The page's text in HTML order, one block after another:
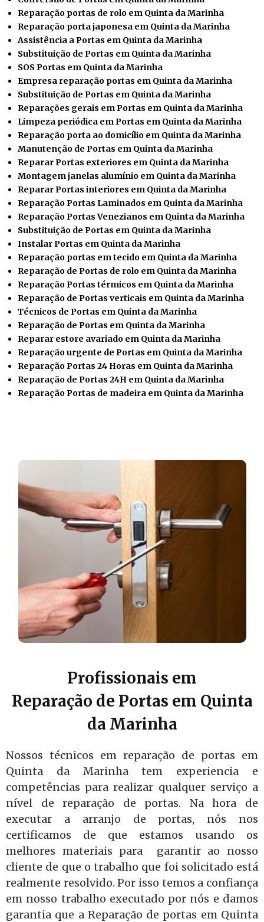
Reparação portas de rolo em Quinta da Marinha
Reparação porta japonesa em Quinta da Marinha
Assistência a Portas em Quinta da Marinha
Substituição de Portas em Quinta da Marinha
SOS Portas em Quinta da Marinha
Empresa reparação portas em Quinta da Marinha
Substituição de Portas em Quinta da Marinha
Reparações gerais em Portas em Quinta da Marinha
Limpeza periódica em Portas em Quinta da Marinha
Reparação porta ao domicílio em Quinta da Marinha
Manutenção de Portas em Quinta da Marinha
Reparar Portas exteriores em Quinta da Marinha
Montagem janelas alumínio em Quinta da Marinha
Reparar Portas interiores em Quinta da Marinha
Reparação Portas Laminados em Quinta da Marinha
Reparação Portas Venezianos em Quinta da Marinha
Substituição de Portas em Quinta da Marinha
InstalarPortas em Quinta da Marinha
Reparação portas em tecido em Quinta da Marinha
Reparação de Portas de rolo em Quinta da Marinha
Reparação Portas térmicos em Quinta da Marinha
Reparação de Portas verticais em Quinta da Marinha
Técnicos de Portas em Quinta da Marinha
Reparação de Portas em Quinta da Marinha
Reparar estore avariado em Quinta da Marinha
Reparação urgente de Portas em Quinta da Marinha
Reparação Portas 24 Horas em Quinta da Marinha
Reparação de Portas 24H em Quinta da Marinha
Reparação Portas de madeira em Quinta da Marinha
Profissionais em
Reparação de Portas em Quinta
da Marinha
Nossos técnicos em reparação de portas em
Quinta da Marinha tem experiencia e
competências para realizar qualquer serviço a
nível de reparação de portas. Na hora de
executar a arranjo de portas, nós nos
certificamos de que estamos usando os
melhores materiais para garantir ao nosso
cliente de que o trabalho que foi solicitado está
realmente resolvido. Por isso temos a confiança
em nosso trabalho executado por nós e damos
garantia que a Reparação de portas em Quinta